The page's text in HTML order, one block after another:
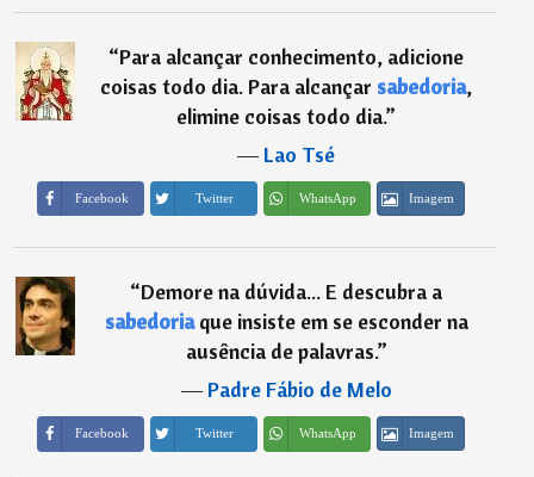
“Para alcançar conhecimento, adicione
coisas todo dia. Para alcançar sabedoria,
elimine coisas todo dia.”
―Lao Tsé
Facebook Twitter WhatsApp Imagem
“Demore na dúvida... E descubra a
sabedoriaque insiste em se esconder na
ausência de palavras.”
―Padre Fábio de Melo
Facebook Twitter WhatsApp Imagem